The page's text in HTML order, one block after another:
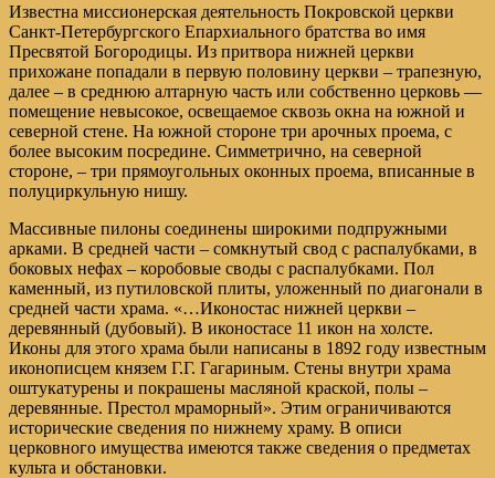
Известна миссионерская деятельность Покровской церкви
Санкт-Петербургского Епархиального братства во имя
Пресвятой Богородицы. Из притвора нижней церкви
прихожане попадали в первую половину церкви – трапезную,
далее – в среднюю алтарную часть или собственно церковь —
помещение невысокое, освещаемое сквозь окна на южной и
северной стене. На южной стороне три арочных проема, с
более высоким посредине. Симметрично, на северной
стороне, – три прямоугольных оконных проема, вписанные в
полуциркульную нишу.
Массивные пилоны соединены широкими подпружными
арками. В средней части – сомкнутый свод с распалубками, в
боковых нефах – коробовые своды с распалубками. Пол
каменный, из путиловской плиты, уложенный по диагонали в
средней части храма. «…Иконостас нижней церкви –
деревянный (дубовый). В иконостасе 11 икон на холсте.
Иконы для этого храма были написаны в 1892 году известным
иконописцем князем Г.Г. Гагариным. Стены внутри храма
оштукатурены и покрашены масляной краской, полы –
деревянные. Престол мраморный». Этим ограничиваются
исторические сведения по нижнему храму. В описи
церковного имущества имеются также сведения о предметах
культа и обстановки.